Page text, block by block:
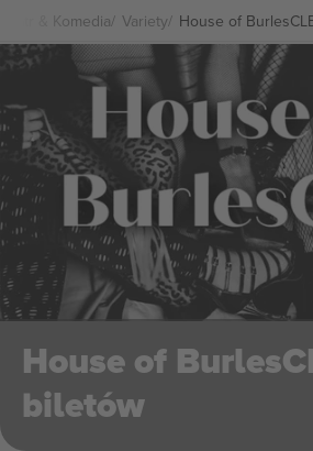
Teatr & Komedia Variety House of
House of
biletów